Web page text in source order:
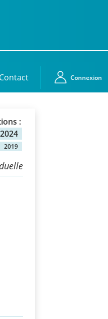
Contact Connexion
:
2024
2019